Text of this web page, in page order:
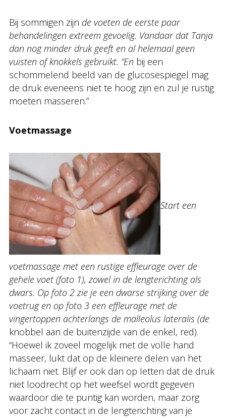
Bij sommigen zijn de voeten de eerste paar
behandelingen extreem gevoelig. Vandaar dat Tanja
dan nog minder druk geeft en al helemaal geen
vuisten of knokkels gebruikt. “En bij een
schommelend beeld van de glucosespiegel mag
de druk eveneens niet te hoog zijn en zul je rustig
moeten masseren.”
Voetmassage
Start een
voetmassage met een rustige effleurage over de
gehele voet (foto 1), zowel in de lengterichting als
dwars. Op foto 2 zie je een dwarse strijking over de
voetrug en op foto 3 een effleurage met de
vingertoppen achterlangs de malleolus lateralis (de
knobbel aan de buitenzijde van de enkel, red).
“Hoewel ik zoveel mogelijk met de volle hand
masseer, lukt dat op de kleinere delen van het
lichaam niet. Blijf er ook dan op letten dat de druk
niet loodrecht op het weefsel wordt gegeven
waardoor die te puntig kan worden, maar zorg
voor zacht contact in de lengterichting van je